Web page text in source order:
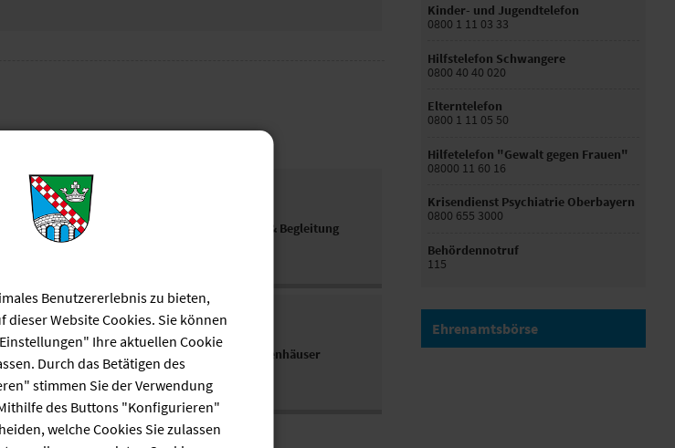
downloaden
Ärzte Beratung & Begleitung
Kindergesundheit Krankenhäuser
Kinder- und Jugendtelefon
0800 1 11 03 33
Hilfstelefon Schwangere
0800 40 40 020
Elterntelefon
0800 1 11 05 50
Hilfetelefon "Gewalt gegen Frauen"
08000 11 60 16
Krisendienst Psychiatrie Oberbayern
0800 655 3000
Behördennotruf
115
Ehrenamtsbörse
Benutzererlebnis zu bieten,
dieser Website Cookies. Sie können
Ihre aktuellen Cookie
Durch das Betätigen des
stimmen Sie der Verwendung
des Buttons "Konfigurieren"
welche Cookies Sie zulassen